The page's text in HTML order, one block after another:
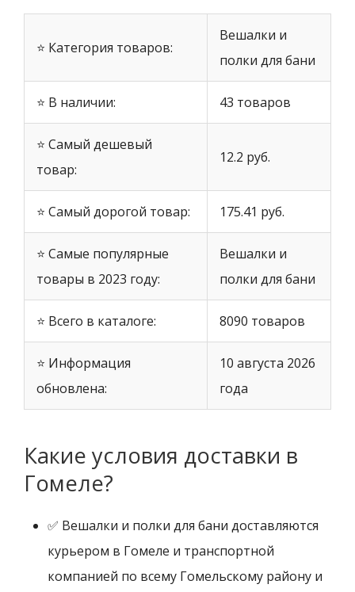
⭐ Категория товаров:
Вешалки и
полки для бани
⭐ В наличии: 43 товаров
⭐ Самый дешевый
товар:
12.2 руб.
⭐ Самый дорогой товар: 175.41 руб.
⭐ Самые популярные
товары в 2023 году:
Вешалки и
полки для бани
⭐ Всего в каталоге: 8090 товаров
⭐ Информация
обновлена:
10 августа 2026
года
Какие условия доставки в
Гомеле?
✅ Вешалки и полки для бани доставляются
курьером в Гомеле и транспортной
компанией по всему Гомельскому району и